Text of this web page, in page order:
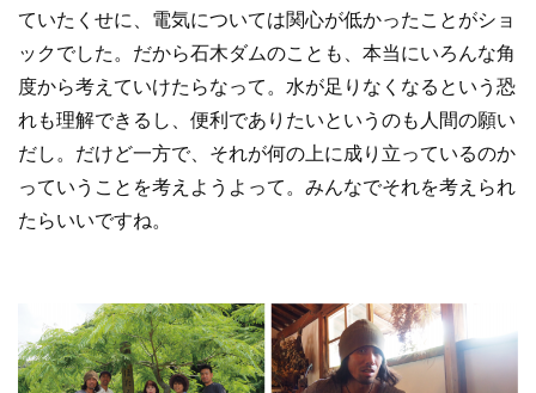
ていたくせに、電気については関心が低かったことがショ
ックでした。だから石木ダムのことも、本当にいろんな角
度から考えていけたらなって。水が足りなくなるという恐
れも理解できるし、便利でありたいというのも人間の願い
だし。だけど一方で、それが何の上に成り立っているのか
っていうことを考えようよって。みんなでそれを考えられ
たらいいですね。